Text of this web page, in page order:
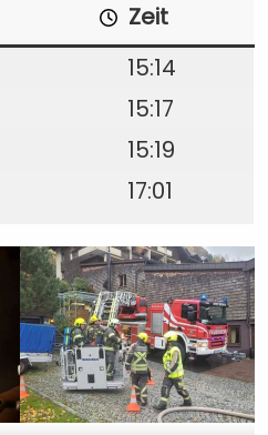
Zeit
15:14
15:17
15:19
17:01